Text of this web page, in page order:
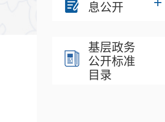
息公开
基层政务
公开标准
目录